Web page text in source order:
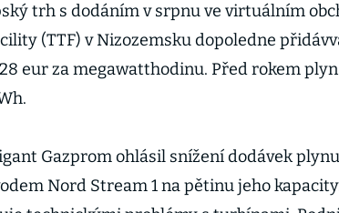
trh s dodáním v srpnu ve virtuálním
(TTF) v Nizozemsku dopoledne
eur za megawatthodinu. Před rokem plyn
Gazprom ohlásil snížení dodávek
Nord Stream 1 na pětinu jeho